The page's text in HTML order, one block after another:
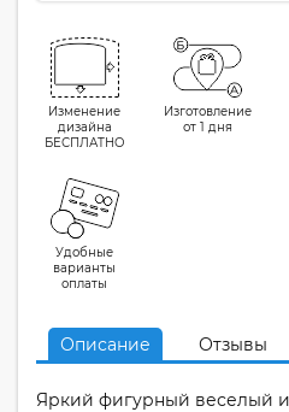
Изменение
дизайна
БЕСПЛАТНО
Изготовление
от 1 дня
Удобные
варианты
оплаты
Описание Отзывы
Яркий фигурный веселый